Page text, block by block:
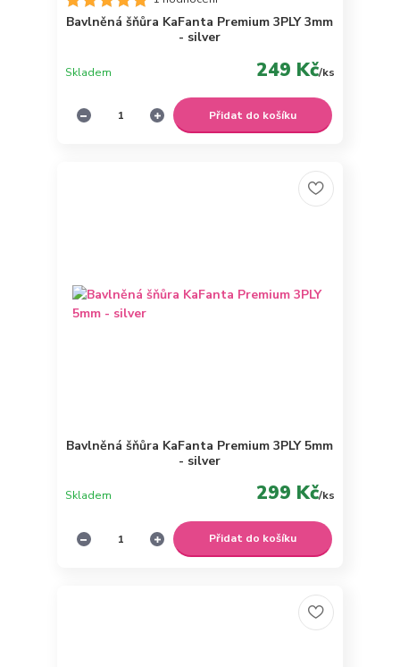
Bavlněná šňůra KaFanta Premium 3PLY 3mm
- silver
249 Kč/ks
Skladem
Přidat do košíku
Bavlněná šňůra KaFanta Premium 3PLY 5mm
- silver
299 Kč/ks
Skladem
Přidat do košíku